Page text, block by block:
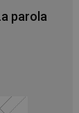
parola